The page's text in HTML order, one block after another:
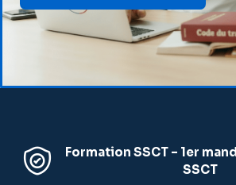
Formation SSCT – 1er
SSCT